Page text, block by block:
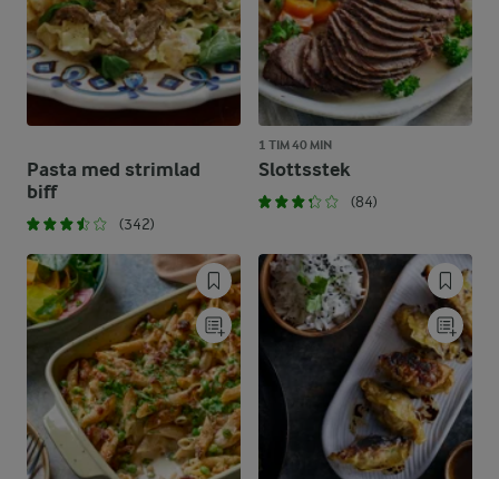
Pasta med strimlad
biff
(342)
1 TIM 40 MIN
Slottsstek
(84)